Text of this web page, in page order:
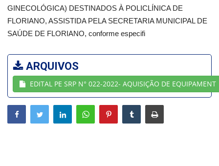
Notícias
Vídeos
Webmail
Contato
GINECOLÓGICA) DESTINADOS À POLICLÍNICA DE
FLORIANO, ASSISTIDA PELA SECRETARIA MUNICIPAL DE
SAÚDE DE FLORIANO, conforme especifi
ARQUIVOS
EDITAL PE SRP N° 022-2022- AQUISIÇÃO DE EQUIPAMENT